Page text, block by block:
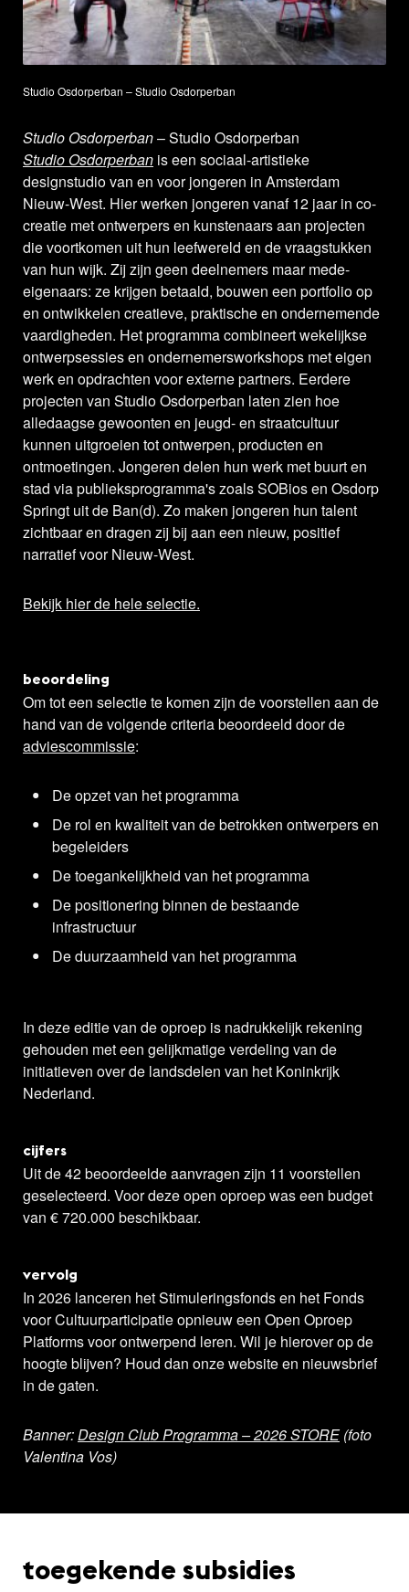
Studio Osdorperban – Studio Osdorperban
Studio Osdorperban– Studio Osdorperban
Studio Osdorperban is een sociaal-artistieke
designstudio van en voor jongeren in Amsterdam
Nieuw-West. Hier werken jongeren vanaf 12 jaar in co-
creatie met ontwerpers en kunstenaars aan projecten
die voortkomen uit hun leefwereld en de vraagstukken
van hun wijk. Zij zijn geen deelnemers maar mede-
eigenaars: ze krijgen betaald, bouwen een portfolio op
en ontwikkelen creatieve, praktische en ondernemende
vaardigheden. Het programma combineert wekelijkse
ontwerpsessies en ondernemersworkshops met eigen
werk en opdrachten voor externe partners. Eerdere
projecten van Studio Osdorperban laten zien hoe
alledaagse gewoonten en jeugd- en straatcultuur
kunnen uitgroeien tot ontwerpen, producten en
ontmoetingen. Jongeren delen hun werk met buurt en
stad via publieksprogramma's zoals SOBios en Osdorp
Springt uit de Ban(d). Zo maken jongeren hun talent
zichtbaar en dragen zij bij aan een nieuw, positief
narratief voor Nieuw-West.
Bekijk hier de hele selectie.
beoordeling
Om tot een selectie te komen zijn de voorstellen aan de
hand van de volgende criteria beoordeeld door de
adviescommissie:
De opzet van het programma
De rol en kwaliteit van de betrokken ontwerpers en
begeleiders
De toegankelijkheid van het programma
De positionering binnen de bestaande
infrastructuur
De duurzaamheid van het programma
In deze editie van de oproep is nadrukkelijk rekening
gehouden met een gelijkmatige verdeling van de
initiatieven over de landsdelen van het Koninkrijk
Nederland.
cijfers
Uit de 42 beoordeelde aanvragen zijn 11 voorstellen
geselecteerd. Voor deze open oproep was een budget
van € 720.000 beschikbaar.
vervolg
In 2026 lanceren het Stimuleringsfonds en het Fonds
voor Cultuurparticipatie opnieuw een Open Oproep
Platforms voor ontwerpend leren. Wil je hierover op de
hoogte blijven? Houd dan onze website en nieuwsbrief
in de gaten.
Banner:Design Club Programma – 2026 STORE(foto
Valentina Vos)
toegekende subsidies